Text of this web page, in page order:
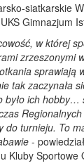
siatkarskie
Gimnazjum
w której
zrzeszonymi
sprawiają
tak zaczynała
było ich hobby…
do turnieju. To
-
Kluby Sportowe